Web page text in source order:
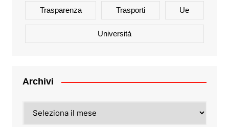
Trasparenza Trasporti Ue
Università
Archivi